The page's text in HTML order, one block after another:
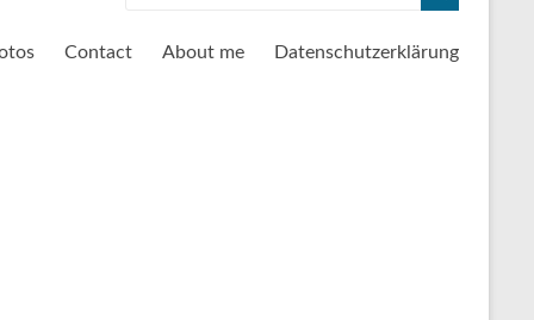
Contact About me Datenschutzerklärung